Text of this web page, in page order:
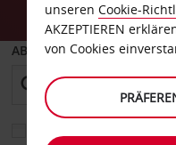
ABHOLEN VON
unseren Cookie-
AKZEPTIEREN
von Cookies